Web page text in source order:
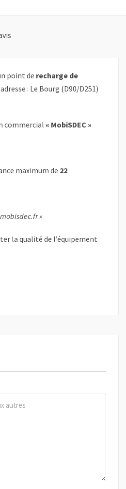
point de recharge de
: Le Bourg (D90/D251)
commercial « MobiSDEC »
maximum de 22
»
la qualité de l’équipement